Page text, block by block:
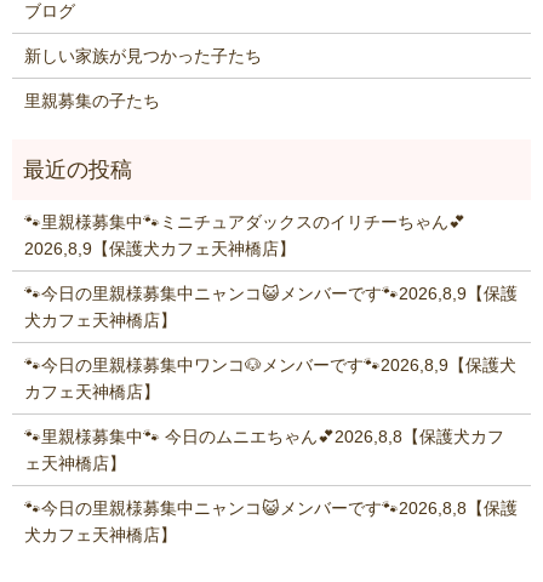
ブログ
新しい家族が見つかった子たち
里親募集の子たち
🐾里親様募集中🐾ミニチュアダックスのイリチーちゃん💕
2026,8,9【保護犬カフェ天神橋店】
🐾今日の里親様募集中ニャンコ😺メンバーです🐾2026,8,9【保護
犬カフェ天神橋店】
🐾今日の里親様募集中ワンコ🐶メンバーです🐾2026,8,9【保護犬
カフェ天神橋店】
🐾里親様募集中🐾 今日のムニエちゃん💕2026,8,8【保護犬カフ
ェ天神橋店】
🐾今日の里親様募集中ニャンコ😺メンバーです🐾2026,8,8【保護
犬カフェ天神橋店】